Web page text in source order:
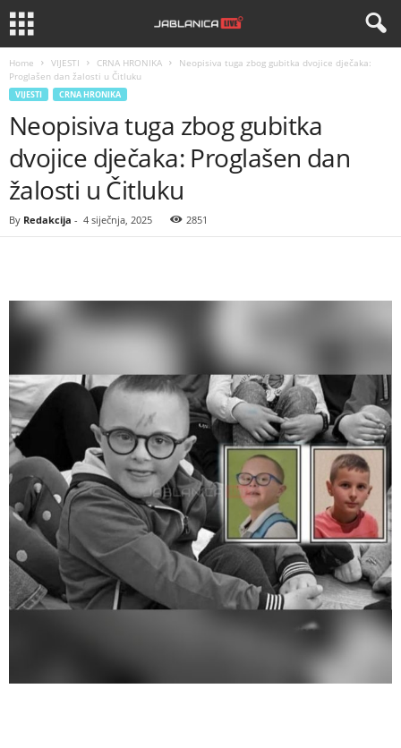
Home VIJESTI CRNA HRONIKA
Neopisiva tuga zbog gubitka dvojice dječaka:
Proglašen dan žalosti u Čitluku
VIJESTI CRNA HRONIKA
Neopisiva tuga zbog gubitka
dvojice dječaka: Proglašen dan
žalosti u Čitluku
By Redakcija - 4 siječnja, 2025 2851